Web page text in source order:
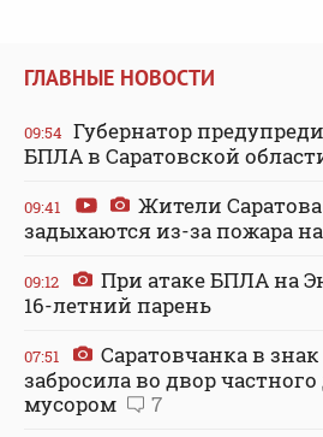
ГЛАВНЫЕ НОВОСТИ
09:54 Губернатор
БПЛА в Саратовской
09:41
Жители
задыхаются из-за пожара
09:12
При атаке БПЛА на
16-летний парень
07:51
Саратовчанка в
забросила во двор
мусором
7